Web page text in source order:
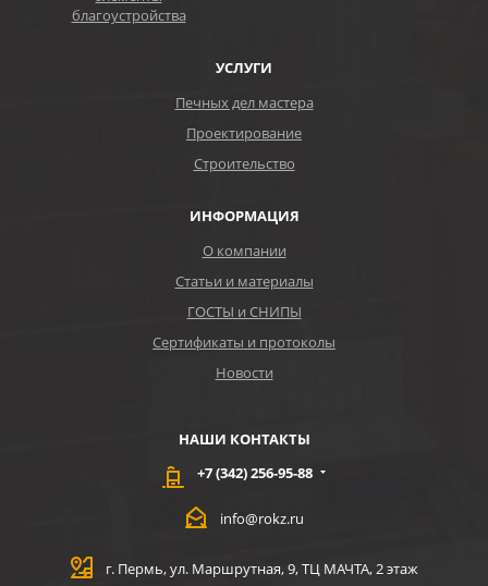
благоустройства
УСЛУГИ
Печных дел мастера
Проектирование
Строительство
ИНФОРМАЦИЯ
О компании
Статьи и материалы
ГОСТЫ и СНИПЫ
Сертификаты и протоколы
Новости
НАШИ КОНТАКТЫ
+7 (342) 256-95-88
info@rokz.ru
г. Пермь, ул. Маршрутная, 9, ТЦ МАЧТА, 2 этаж